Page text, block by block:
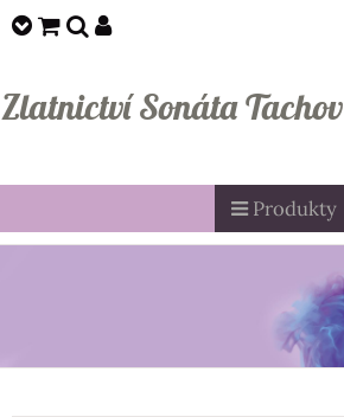
Zlatnictví Sonáta Tachov
Produkty